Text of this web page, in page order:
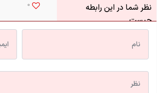
0
نظر شما در این رابطه
چیست